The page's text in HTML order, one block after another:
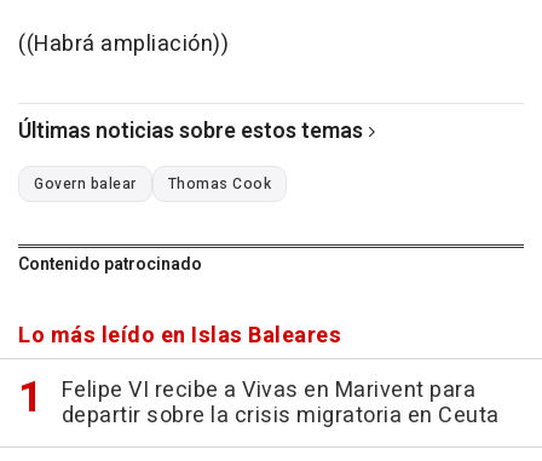
((Habrá ampliación))
Últimas noticias sobre estos temas
Govern balear Thomas Cook
Contenido patrocinado
Lo más leído en Islas Baleares
Felipe VI recibe a Vivas en Marivent para
departir sobre la crisis migratoria en Ceuta